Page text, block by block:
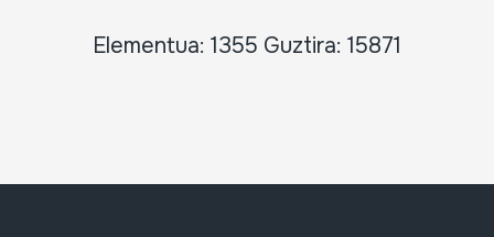
Elementua: 1355 Guztira: 15871